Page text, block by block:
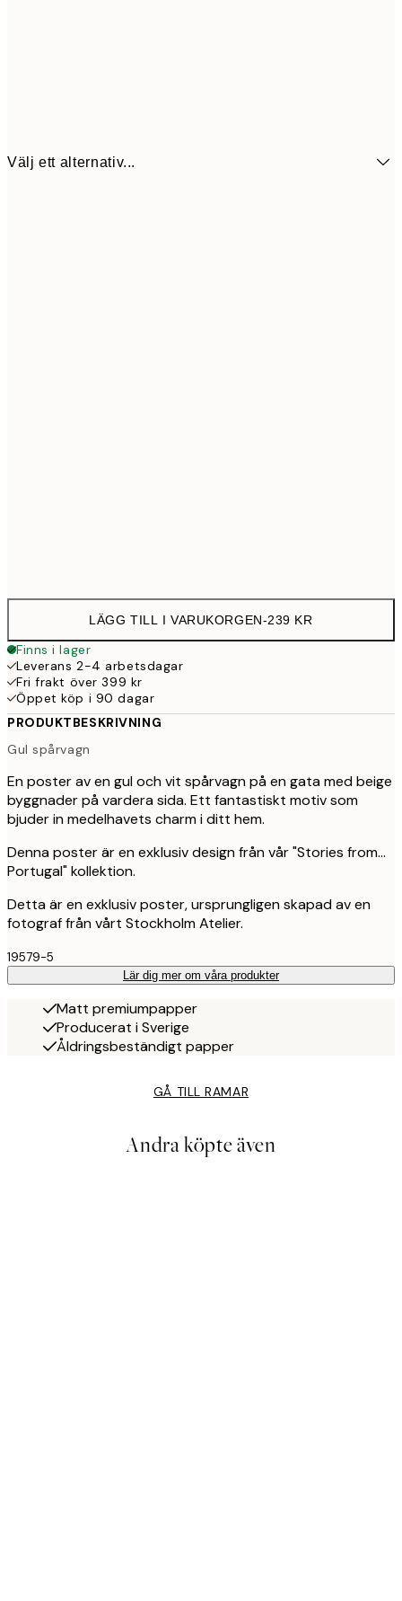
Välj ett alternativ...
LÄGG TILL I VARUKORGEN-239 KR
Finns i lager
Leverans 2-4 arbetsdagar
Fri frakt över 399 kr
Öppet köp i 90 dagar
PRODUKTBESKRIVNING
Gul spårvagn
En poster av en gul och vit spårvagn på en gata med beige
byggnader på vardera sida. Ett fantastiskt motiv som
bjuder in medelhavets charm i ditt hem.
Denna poster är en exklusiv design från vår "Stories from...
Portugal" kollektion.
Detta är en exklusiv poster, ursprungligen skapad av en
fotograf från vårt Stockholm Atelier.
19579-5
Lär dig mer om våra produkter
Matt premiumpapper
Producerat i Sverige
Åldringsbeständigt papper
GÅ TILL RAMAR
Andra köpte även